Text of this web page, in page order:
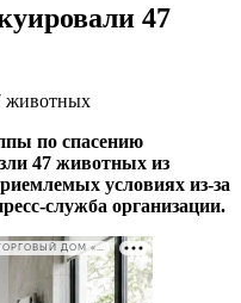
47
животных
по спасению
47 животных из
условиях из-за
служба организации.
РЕКЛАМА • ООО СТРОИТЕЛЬНЫЙ ТОРГОВЫЙ ДОМ «ПЕТРОВИЧ». ИНН: 7802348846